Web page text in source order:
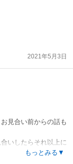
2021年5月3日
見合い前からの話も
いしたらそれ以上に
着く為(周りから言わ
もっとみる▼